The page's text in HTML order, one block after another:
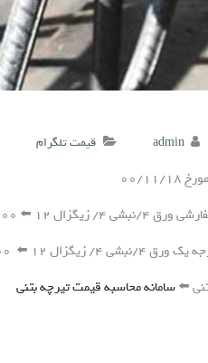
admin قیمت تلگرام
۱۸
۱۲ ⬅️ ۲۴۴,۰۰۰ ریال
۱۲ ⬅️ ۲۴۱,۰۰۰ ریال
⬅️سامانه محاسبه قیمت تیرچه بتنی